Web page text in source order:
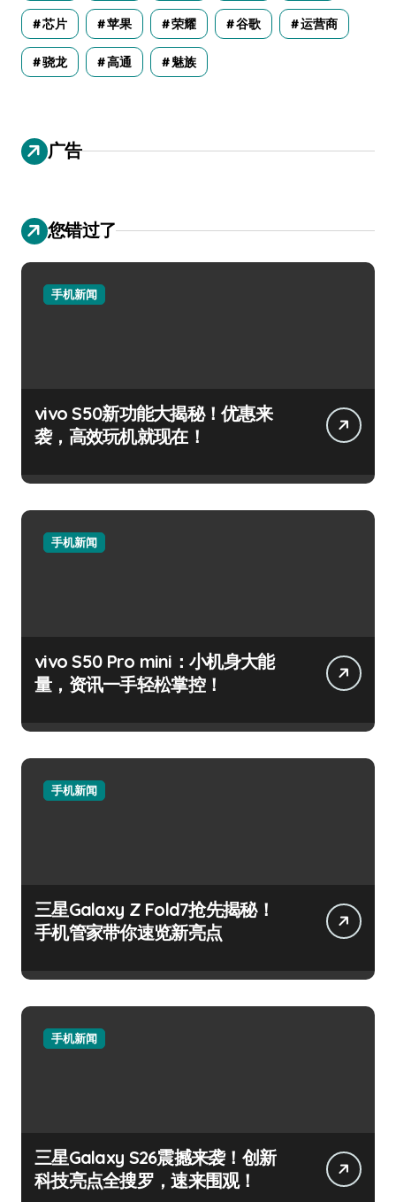
芯片 苹果 荣耀 谷歌 运营商
骁龙 高通 魅族
广告
您错过了
手机新闻
vivo S50新功能大揭秘！优惠来
袭，高效玩机就现在！
手机新闻
vivo S50 Pro mini：小机身大能
量，资讯一手轻松掌控！
手机新闻
三星Galaxy Z Fold7抢先揭秘！
手机管家带你速览新亮点
手机新闻
三星Galaxy S26震撼来袭！创新
科技亮点全搜罗，速来围观！